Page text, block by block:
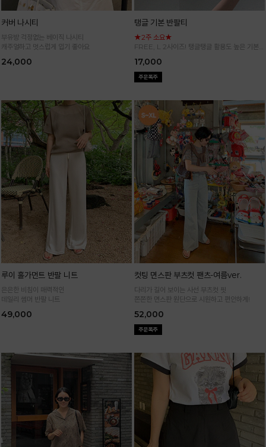
커버 나시티
부유방 걱정없는 베이직 나시티
캐주얼하고 멋스럽게 입기 좋아요
24,000
탱글 기본 반팔티
★2주 소요★
FREE, L 2사이즈! 탱글탱글 활용도 높은 기본
17,000
루이 홀가먼트 반팔 니트
은은한 비침이 매력적인
데일리 썸머 반팔 니트
49,000
컷팅 면스판 부츠컷 팬츠-여름ver.
다리가 길어 보이는 사선 부츠컷 핏
쫀쫀한 면스판 원단으로 시원하고 편안하게!
52,000